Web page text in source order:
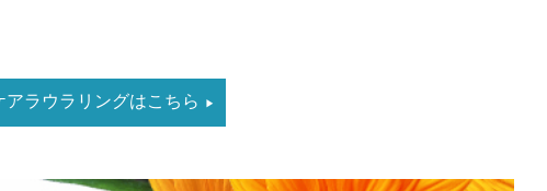
アラウラリングはこちら